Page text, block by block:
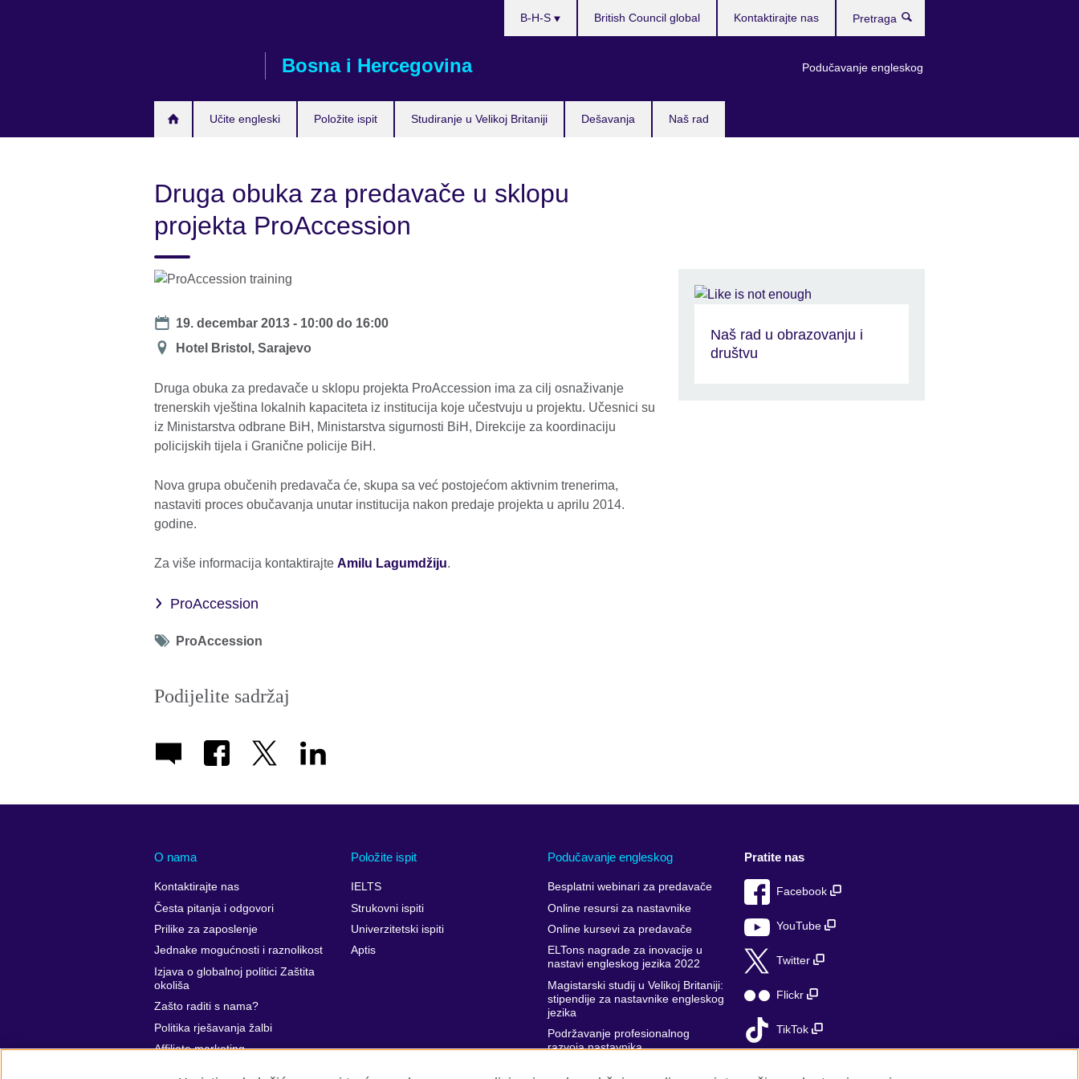
Bosna i Hercegovina
Učite engleski Položite ispit Studiranje u Velikoj Britaniji Dešavanja Naš rad
B-H-S
Podučavanje engleskog
British Council global Kontaktirajte nas
Druga obuka za predavače u sklopu
projekta ProAccession
Date
19. decembar 2013 - 10:00 do 16:00
Lokacija
Hotel Bristol, Sarajevo
Druga obuka za predavače u sklopu projekta ProAccession ima za cilj osnaživanje
trenerskih vještina lokalnih kapaciteta iz institucija koje učestvuju u projektu. Učesnici su
iz Ministarstva odbrane BiH, Ministarstva sigurnosti BiH, Direkcije za koordinaciju
policijskih tijela i Granične policije BiH.
Nova grupa obučenih predavača će, skupa sa već postojećom aktivnim trenerima,
nastaviti proces obučavanja unutar institucija nakon predaje projekta u aprilu 2014.
godine.
Za više informacija kontaktirajte Amilu Lagumdžiju.
ProAccession
Tag
ProAccession
Podijelite sadržaj
Naš rad u obrazovanju i
društvu
O nama
Kontaktirajte nas
Česta pitanja i odgovori
Prilike za zaposlenje
Jednake mogućnosti i raznolikost
Izjava o globalnoj politici Zaštita
okoliša
Zašto raditi s nama?
Politika rješavanja žalbi
Affiliate marketing
Položite ispit
IELTS
Strukovni ispiti
Univerzitetski ispiti
Aptis
Podučavanje engleskog
Besplatni webinari za predavače
Online resursi za nastavnike
Online kursevi za predavače
ELTons nagrade za inovacije u
nastavi engleskog jezika 2022
Magistarski studij u Velikoj Britaniji:
stipendije za nastavnike engleskog
jezika
Podržavanje profesionalnog
razvoja nastavnika
Pratite nas
Facebook
YouTube
Twitter
Flickr
TikTok